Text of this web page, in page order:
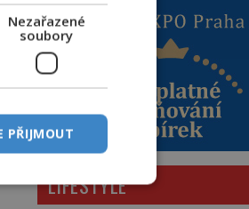
LIFESTYLE
Nezařazené
soubory
PŘIJMOUT